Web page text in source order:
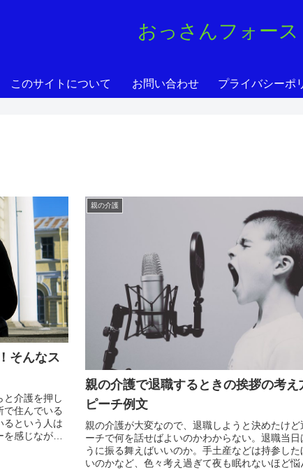
おっさんフォース
このサイトについて お問い合わせ
そんなス
と介護を押し
で住んでいる
るという人は
感じながら
親の介護
親の介護で退職するときの挨拶の考え
ピーチ例文
親の介護が大変なので、退職しようと決めたけど
ーチで何を話せばよいのかわからない。退職当日
うに振る舞えばいいのか。手土産などは持参した
いのかなど、色々考え過ぎて夜も眠れないほど悩